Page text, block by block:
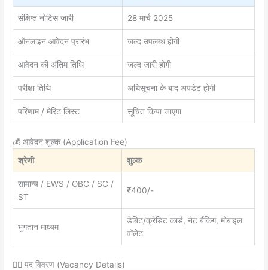
संक्षिप्त नोटिस जारी 28 मार्च 2025
ऑनलाइन आवेदन प्रारंभ जल्द उपलब्ध होगी
आवेदन की अंतिम तिथि जल्द जारी होगी
परीक्षा तिथि अधिसूचना के बाद अपडेट होगी
परिणाम / मेरिट लिस्ट सूचित किया जाएगा
💰 आवेदन शुल्क (Application Fee)
श्रेणी
शुल्क
सामान्य / EWS / OBC / SC /
ST
₹400/-
भुगतान माध्यम
डेबिट/क्रेडिट कार्ड, नेट बैंकिंग, मोबाइल
वॉलेट
👮‍♂️ पद विवरण (Vacancy Details)